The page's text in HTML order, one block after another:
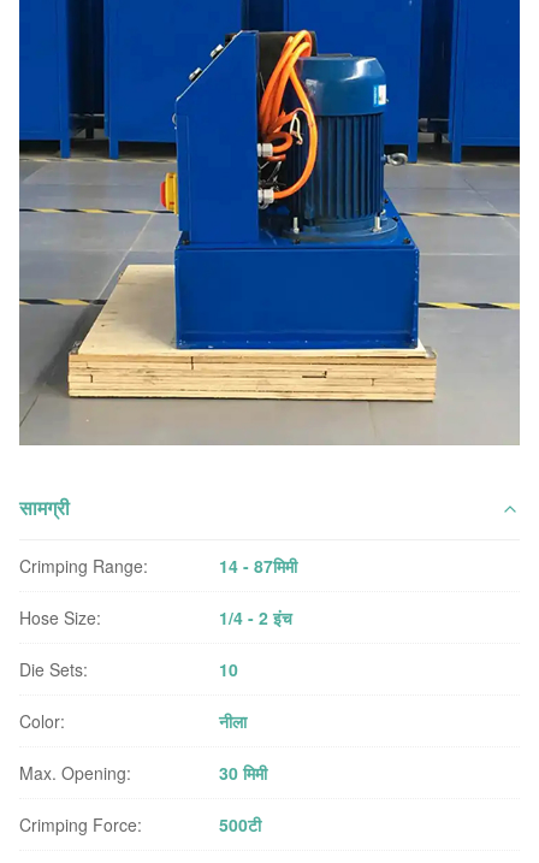
सामग्री
Crimping Range: 14 - 87मिमी
Hose Size: 1/4 - 2 इंच
Die Sets: 10
Color: नीला
Max. Opening: 30 मिमी
Crimping Force: 500टी